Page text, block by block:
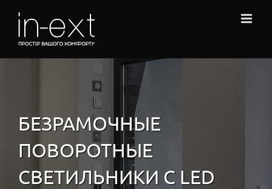
БЕЗРАМОЧНЫЕ
ПОВОРОТНЫЕ
СВЕТИЛЬНИКИ С LED